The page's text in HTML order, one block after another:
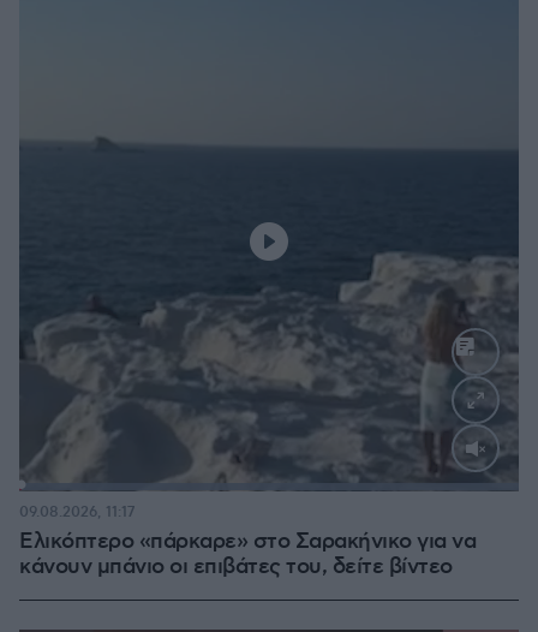
Loaded
Ελικόπτερο «πάρκαρε» στο Σαρακήνικο για να
κάνουν μπάνιο οι επιβάτες του, δείτε βίντεο
09.08.2026, 11:17